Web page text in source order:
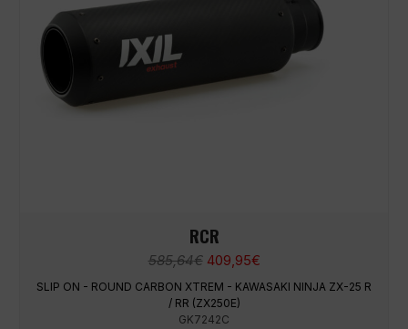
RCR
585,64€ Ursprünglicher
war:
585,64€
409,95€Aktueller
SLIP ON - ROUND CARBON XTREM - KAWASAKI NINJA ZX-25 R
/ RR (ZX250E)
GK7242C